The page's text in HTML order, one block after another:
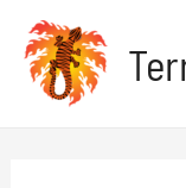
Zum
Inhalt
springen